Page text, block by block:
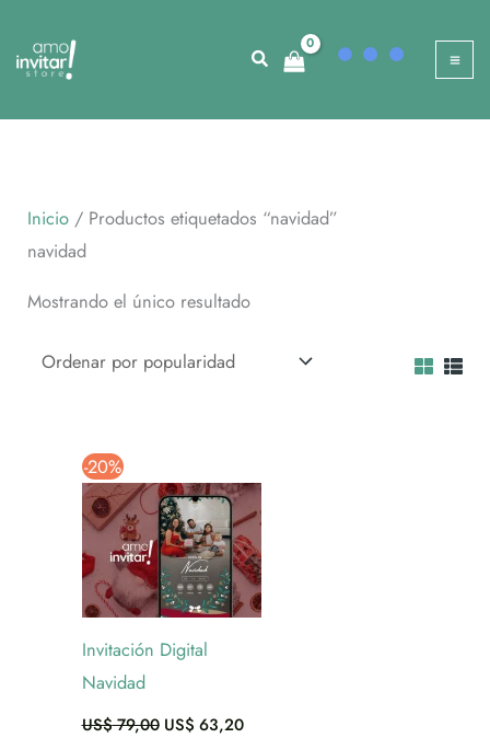
contenido
Inicio / Productos etiquetados “navidad”
navidad
Mostrando el único resultado
-20%
Invitación Digital
Navidad
US$79,00 US$ 63,20